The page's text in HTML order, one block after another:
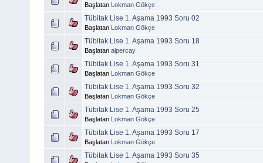
Başlatan Lokman Gökçe
Tübitak Lise 1. Aşama 1993 Soru 02
Başlatan Lokman Gökçe
Tübitak Lise 1. Aşama 1993 Soru 18
Başlatan alpercay
Tübitak Lise 1. Aşama 1993 Soru 31
Başlatan Lokman Gökçe
Tübitak Lise 1. Aşama 1993 Soru 32
Başlatan Lokman Gökçe
Tübitak Lise 1. Aşama 1993 Soru 25
Başlatan Lokman Gökçe
Tübitak Lise 1. Aşama 1993 Soru 17
Başlatan Lokman Gökçe
Tübitak Lise 1. Aşama 1993 Soru 35